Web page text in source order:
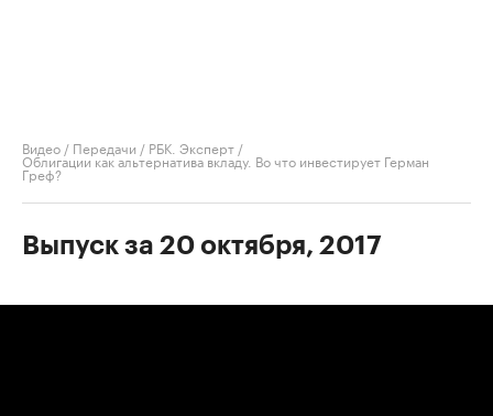
Видео / Передачи / РБК. Эксперт /
Облигации как альтернатива вкладу. Во что инвестирует Герман
Греф?
Выпуск за 20 октября, 2017